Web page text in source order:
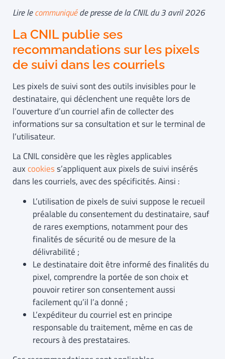
Lire lecommuniquéde presse de la CNIL du 3 avril 2026
La CNIL publie ses
recommandations sur les pixels
de suivi dans les courriels
Les pixels de suivi sont des outils invisibles pour le
destinataire, qui déclenchent une requête lors de
l’ouverture d’un courriel afin de collecter des
informations sur sa consultation et sur le terminal de
l’utilisateur.
La CNIL considère que les règles applicables
auxcookiess’appliquent aux pixels de suivi insérés
dans les courriels, avec des spécificités. Ainsi :
L’utilisation de pixels de suivi suppose le recueil
préalable du consentement du destinataire, sauf
de rares exemptions, notamment pour des
finalités de sécurité ou de mesure de la
délivrabilité ;
Le destinataire doit être informé des finalités du
pixel, comprendre la portée de son choix et
pouvoir retirer son consentement aussi
facilement qu’il l’a donné ;
L’expéditeur du courriel est en principe
responsable du traitement, même en cas de
recours à des prestataires.